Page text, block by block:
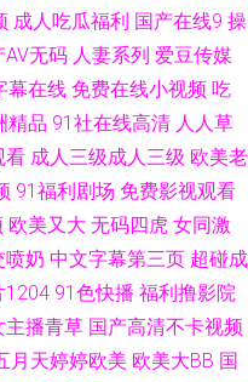
不卡av小电影 深爱激情网综合 av
爱爱 日韩精品在线人妻 91人妻
二三四 91豆花久久 久草九九 91
机资源网 婷婷五月天深爱 国产福
频 日本啊v免费高清网站 成人无
成人吃瓜福利 国产在线9 操
AV无码 人妻系列 爱豆传媒
幕在线 免费在线小视频 吃
精品 91社在线高清 人人草
看 成人三级成人三级 欧美老
91福利剧场 免费影视观看
欧美又大 无码四虎 女同激
喷奶 中文字幕第三页 超碰成
1204 91色快播 福利撸影院
主播青草 国产高清不卡视频
月天婷婷欧美 欧美大BB 国